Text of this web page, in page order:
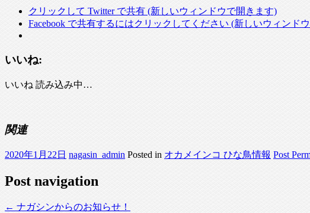
クリックして Twitter で共有 (新しいウィンドウで開きます)
Facebook で共有するにはクリックしてください (新しいウィンド
いいね:
いいね 読み込み中…
関連
2020年1月22日 nagasin_admin Posted in オカメインコ ひな鳥情報 Post
Post navigation
← ナガシンからのお知らせ！